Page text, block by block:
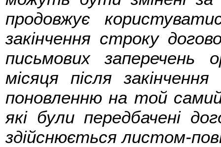
продовжує
закінчення строку
письмових заперечень
місяця після
поновленню на той
які були передбачені
здійснюється листом-